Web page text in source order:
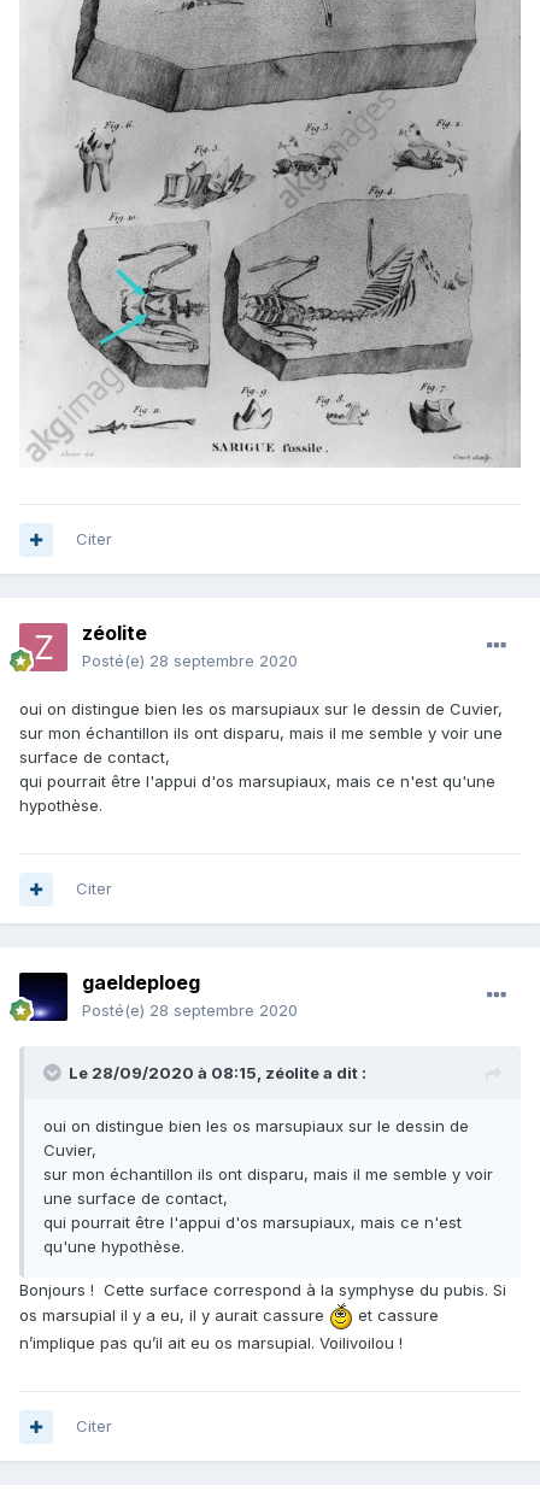
Citer
zéolite
Posté(e) 28 septembre 2020
oui on distingue bien les os marsupiaux sur le dessin de Cuvier,
sur mon échantillon ils ont disparu, mais il me semble y voir une
surface de contact,
qui pourrait être l'appui d'os marsupiaux, mais ce n'est qu'une
hypothèse.
Citer
gaeldeploeg
Posté(e) 28 septembre 2020
Le 28/09/2020 à 08:15, zéolitea dit :
oui on distingue bien les os marsupiaux sur le dessin de
Cuvier,
sur mon échantillon ils ont disparu, mais il me semble y voir
une surface de contact,
qui pourrait être l'appui d'os marsupiaux, mais ce n'est
qu'une hypothèse.
Bonjours ! Cette surface correspond à la symphyse du pubis. Si
os marsupial il y a eu, il y aurait cassure
et cassure
n’implique pas qu’il ait eu os marsupial. Voilivoilou !
Citer